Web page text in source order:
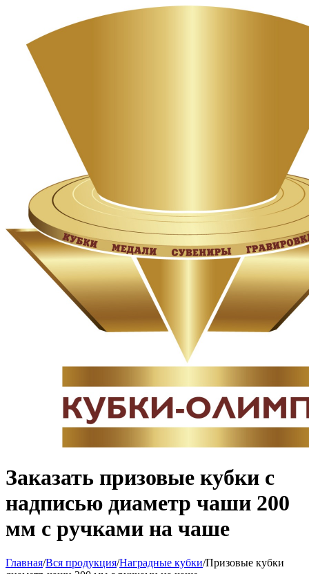
Заказать призовые кубки с
надписью диаметр чаши 200
мм с ручками на чаше
Главная/Вся продукция/Наградные кубки/Призовые кубки